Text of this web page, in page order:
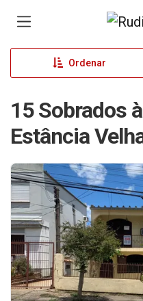
Ordenar
15 Sobrados
Estância